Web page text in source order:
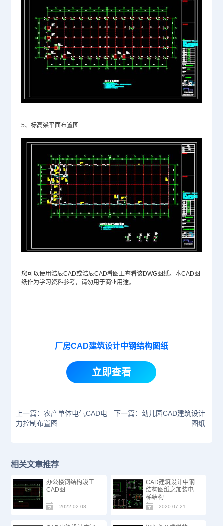
5、标高梁平面布置图
您可以使用浩辰CAD或浩辰CAD看图王查看该DWG图纸。本CAD图
纸作为学习资料参考，请勿用于商业用途。
厂房CAD建筑设计中钢结构图纸
立即查看
上一篇：农产单体电气CAD电
力控制布置图
下一篇：幼儿园CAD建筑设计
图纸
相关文章推荐
办公楼钢结构竣工
CAD图
2022-02-08
CAD建筑设计中钢
结构图纸之加装电
梯结构
2020-07-21